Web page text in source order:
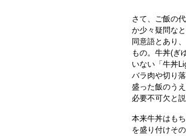
さて、ご飯の
か少々疑問な
同意語とあり
もの。牛丼(ぎ
いない「牛丼
バラ肉や切り
盛った飯のう
必要不可欠と
本来牛丼はも
を盛り付けそ